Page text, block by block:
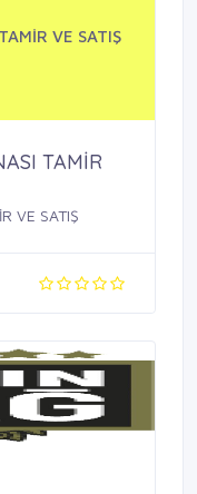
VE SATIŞ
TAMİR
VE SATIŞ